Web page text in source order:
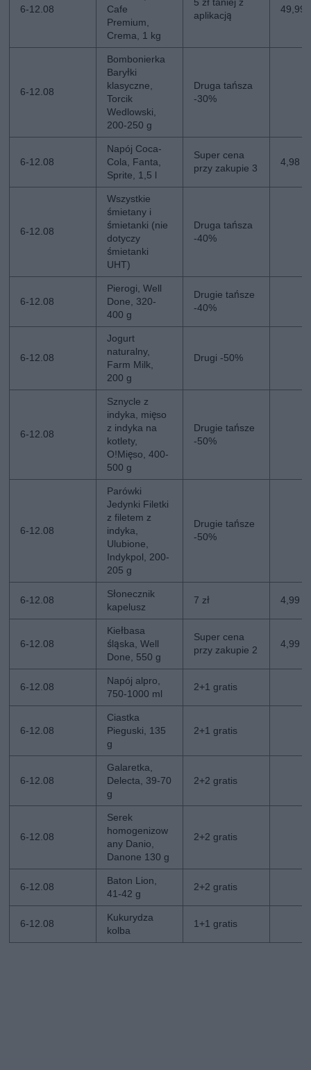
6-12.08
Cafe
Premium,
Crema, 1 kg
aplikacją
49,99
6-12.08
Bombonierka
Baryłki
klasyczne,
Torcik
Wedlowski,
200-250 g
Druga tańsza
-30%
6-12.08
Napój Coca-
Cola, Fanta,
Sprite, 1,5 l
Super cena
przy zakupie 3
4,98
6-12.08
Wszystkie
śmietany i
śmietanki (nie
dotyczy
śmietanki
UHT)
Druga tańsza
-40%
6-12.08
Pierogi, Well
Done, 320-
400 g
Drugie tańsze
-40%
6-12.08
Jogurt
naturalny,
Farm Milk,
200 g
Drugi -50%
6-12.08
Sznycle z
indyka, mięso
z indyka na
kotlety,
O!Mięso, 400-
500 g
Drugie tańsze
-50%
6-12.08
Parówki
Jedynki Filetki
z filetem z
indyka,
Ulubione,
Indykpol, 200-
205 g
Drugie tańsze
-50%
6-12.08
Słonecznik
kapelusz
7 zł 4,99
6-12.08
Kiełbasa
śląska, Well
Done, 550 g
Super cena
przy zakupie 2
4,99
6-12.08
Napój alpro,
750-1000 ml
2+1 gratis
6-12.08
Ciastka
Pieguski, 135
g
2+1 gratis
6-12.08
Galaretka,
Delecta, 39-70
g
2+2 gratis
6-12.08
Serek
homogenizow
any Danio,
Danone 130 g
2+2 gratis
6-12.08
Baton Lion,
41-42 g
2+2 gratis
6-12.08
Kukurydza
kolba
1+1 gratis